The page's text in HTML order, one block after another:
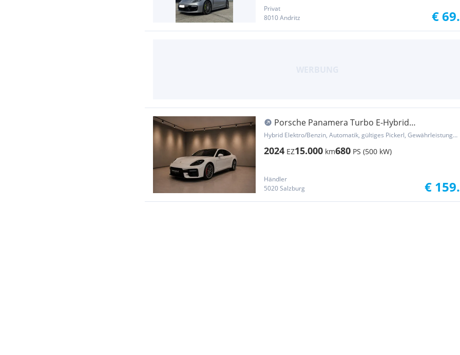
Privat
8010 Andritz
€
Porsche Panamera Turbo E-Hybrid
Vollausstattung Alcantara
Hybrid Elektro/Benzin, Automatik, gültiges Pickerl, Gewährleistung, Garantie
2024 EZ15.000 km680 PS (500 kW)
Händler
5020 Salzburg
€